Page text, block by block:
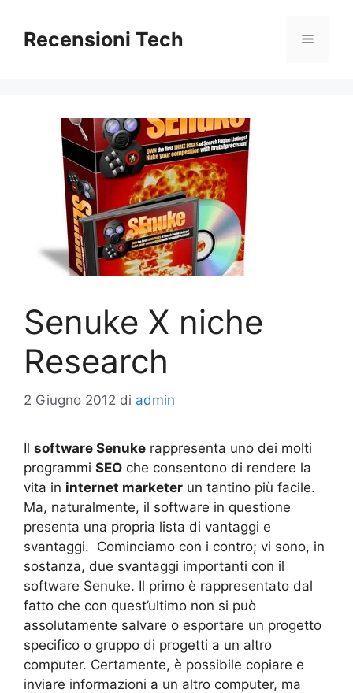
contenuto
Recensioni Tech Menu
Senuke X niche
Research
2 Giugno 2012 di admin
Il software Senuke rappresenta uno dei molti
programmi SEO che consentono di rendere la
vita in internet marketer un tantino più facile.
Ma, naturalmente, il software in questione
presenta una propria lista di vantaggi e
svantaggi. Cominciamo con i contro; vi sono, in
sostanza, due svantaggi importanti con il
software Senuke. Il primo è rappresentato dal
fatto che con quest’ultimo non si può
assolutamente salvare o esportare un progetto
specifico o gruppo di progetti a un altro
computer. Certamente, è possibile copiare e
inviare informazioni a un altro computer, ma